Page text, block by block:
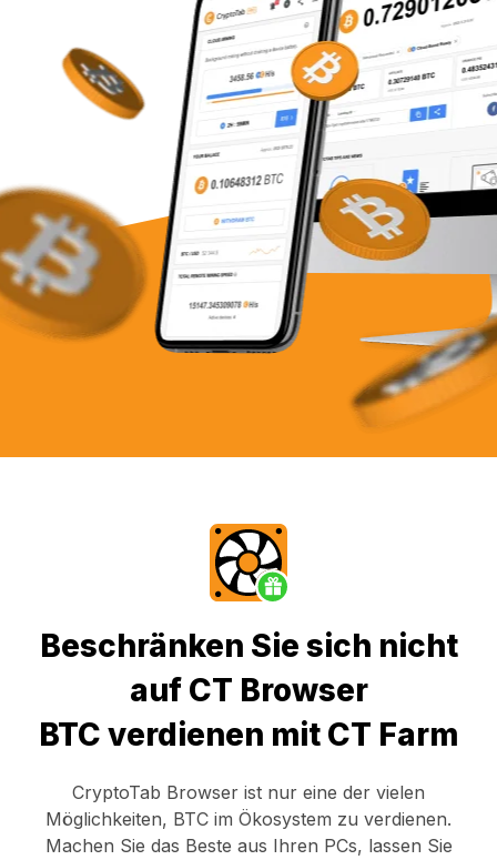
Beschränken Sie sich nicht
auf CT Browser
BTC verdienen mit CT Farm
CryptoTab Browser ist nur eine der vielen
Möglichkeiten, BTC im Ökosystem zu verdienen.
Machen Sie das Beste aus Ihren PCs, lassen Sie